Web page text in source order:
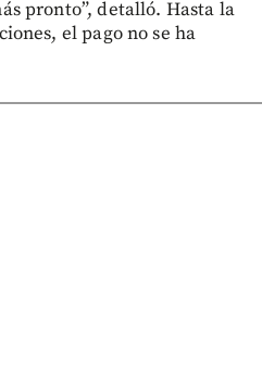
pronto”, detalló. Hasta la
el pago no se ha